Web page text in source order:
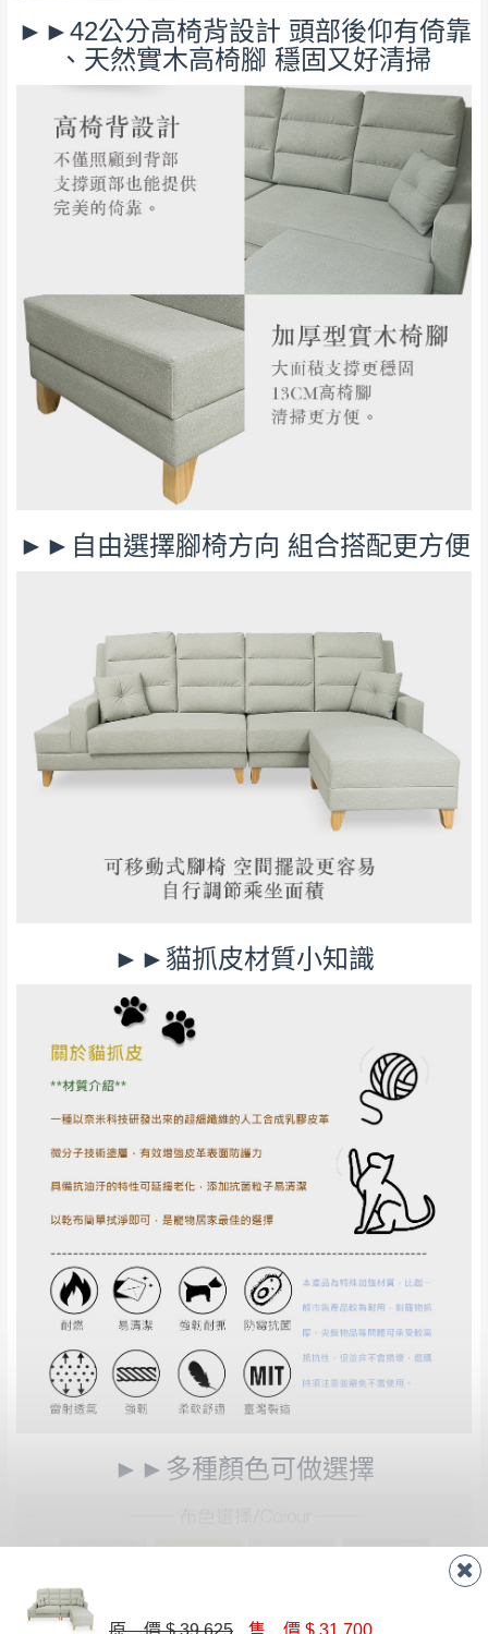
►►42公分高椅背設計 頭部後仰有倚靠
、天然實木高椅腳 穩固又好清掃
►►自由選擇腳椅方向 組合搭配更方便
►►貓抓皮材質小知識
►►多種顏色可做選擇
如遇自然災害、政府宣布之災害警報等不可抗力情
事，而危及運送人員輸送之安全，本司得視狀況延後
或停止運送服務。
百貨公司配送暫無法配合開店前、閉店後時段，並送
至百貨公司卸貨區為限，恕無法送至指定樓面。《 如
遇百貨周年慶期間，恕暫停百貨公司相關運送 》
無回收家具服務，若需回收家俱可聯絡當地請清潔隊
回收,免付費清運專線：0800-085-717
到貨7日內為鑑賞期(注意:鑑賞期非試用期)，
若非商品品質瑕疵問題於鑑賞期內退貨之情
形，我們需酌收退貨運費。
如欲放置營業場所及公開場合之商品則無享
有商品一年保固之服務。
▪️訂單成立 時請儘速於三日內完成付款，交易恕不
，且在特定時日會給
予保留(訂單自動取消)。
無回收家具服務，若需回收家具可聯絡當地請清
潔隊回收,免付費清運專線：0800-085-717。
原 價 $ 39,625 售 價 $ 31,700